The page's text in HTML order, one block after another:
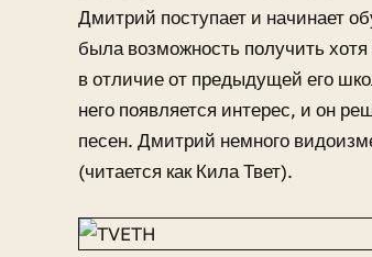
Дмитрий поступает и начинает
была возможность получить
в отличие от предыдущей его
него появляется интерес, и он
песен. Дмитрий немного
(читается как Кила Твет).